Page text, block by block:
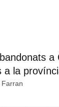
a la
Farran